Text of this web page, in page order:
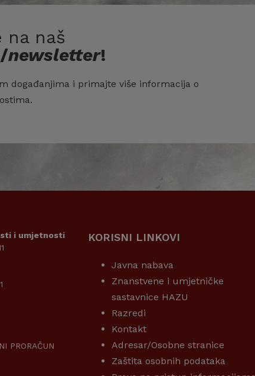
na naš
newsletter!
događanjima i primajte više informacija o
i umjetnosti
PRORAČUN
KORISNI LINKOVI
Javna nabava
Znanstvene i umjetničke
sastavnice HAZU
Razredi
Kontakt
Adresar/Osobne stranice
Zaštita osobnih podataka